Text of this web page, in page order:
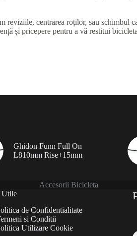
reviziile, centrarea roților, sau
și pricepere pentru a vă restitui
Ghidon Funn Full On
L810mm Rise+15mm
Accesorii Bicicleta
de Confidentialitate
si Conditii
Utilizare Cookie